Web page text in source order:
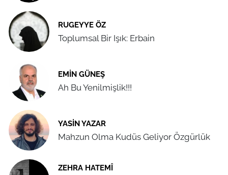
RUGEYYE ÖZ
Toplumsal Bir Işık: Erbain
EMIN GÜNEŞ
Ah Bu Yenilmişlik!!!
YASIN YAZAR
Mahzun Olma Kudüs Geliyor Özgürlük
ZEHRA HATEMÎ